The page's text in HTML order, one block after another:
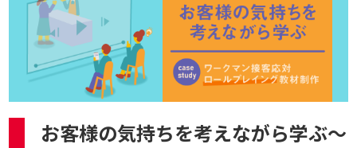
お客様の気持ちを考えながら学ぶ～